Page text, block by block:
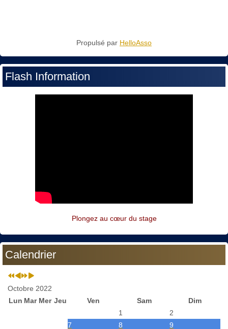
Propulsé par HelloAsso
Flash Information
Plongez au cœur du stage
Calendrier
Octobre 2022
Lun Mar Mer Jeu Ven Sam
Dim
1
2
7 8 9